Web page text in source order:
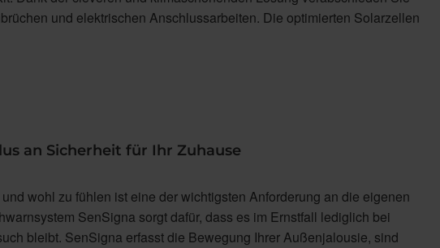
und elektrischen Anschlussarbeiten. Die optimierten Solarzellen
an Sicherheit für Ihr Zuhause
wohl zu fühlen ist eine der wichtigsten Anforderung an die eigenen
SenSigna sorgt dafür, dass es im Ernstfall lediglich bei
bleibt. SenSigna erfasst die Bewegung Ihrer Außenjalousie, sind